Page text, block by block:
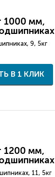
1000 мм,
9, 5кг
В 1 КЛИК
1200 мм,
11, 5кг